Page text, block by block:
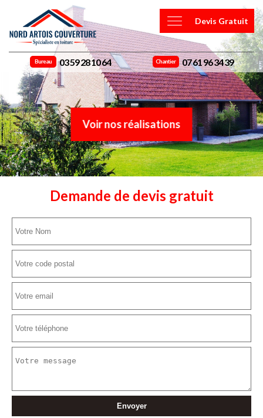
Devis Gratuit
Bureau 03 59 28 10 64 Chantier 07 61 96 34 39
Voir nos réalisations
Demande de devis gratuit